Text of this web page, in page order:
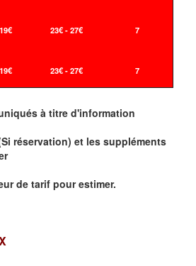
23€ - 27€ 7
23€ - 27€ 7
à titre d'information
réservation) et les suppléments
de tarif pour estimer.